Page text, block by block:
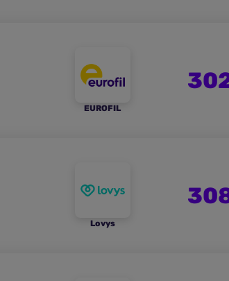
EUROFIL
Lovys